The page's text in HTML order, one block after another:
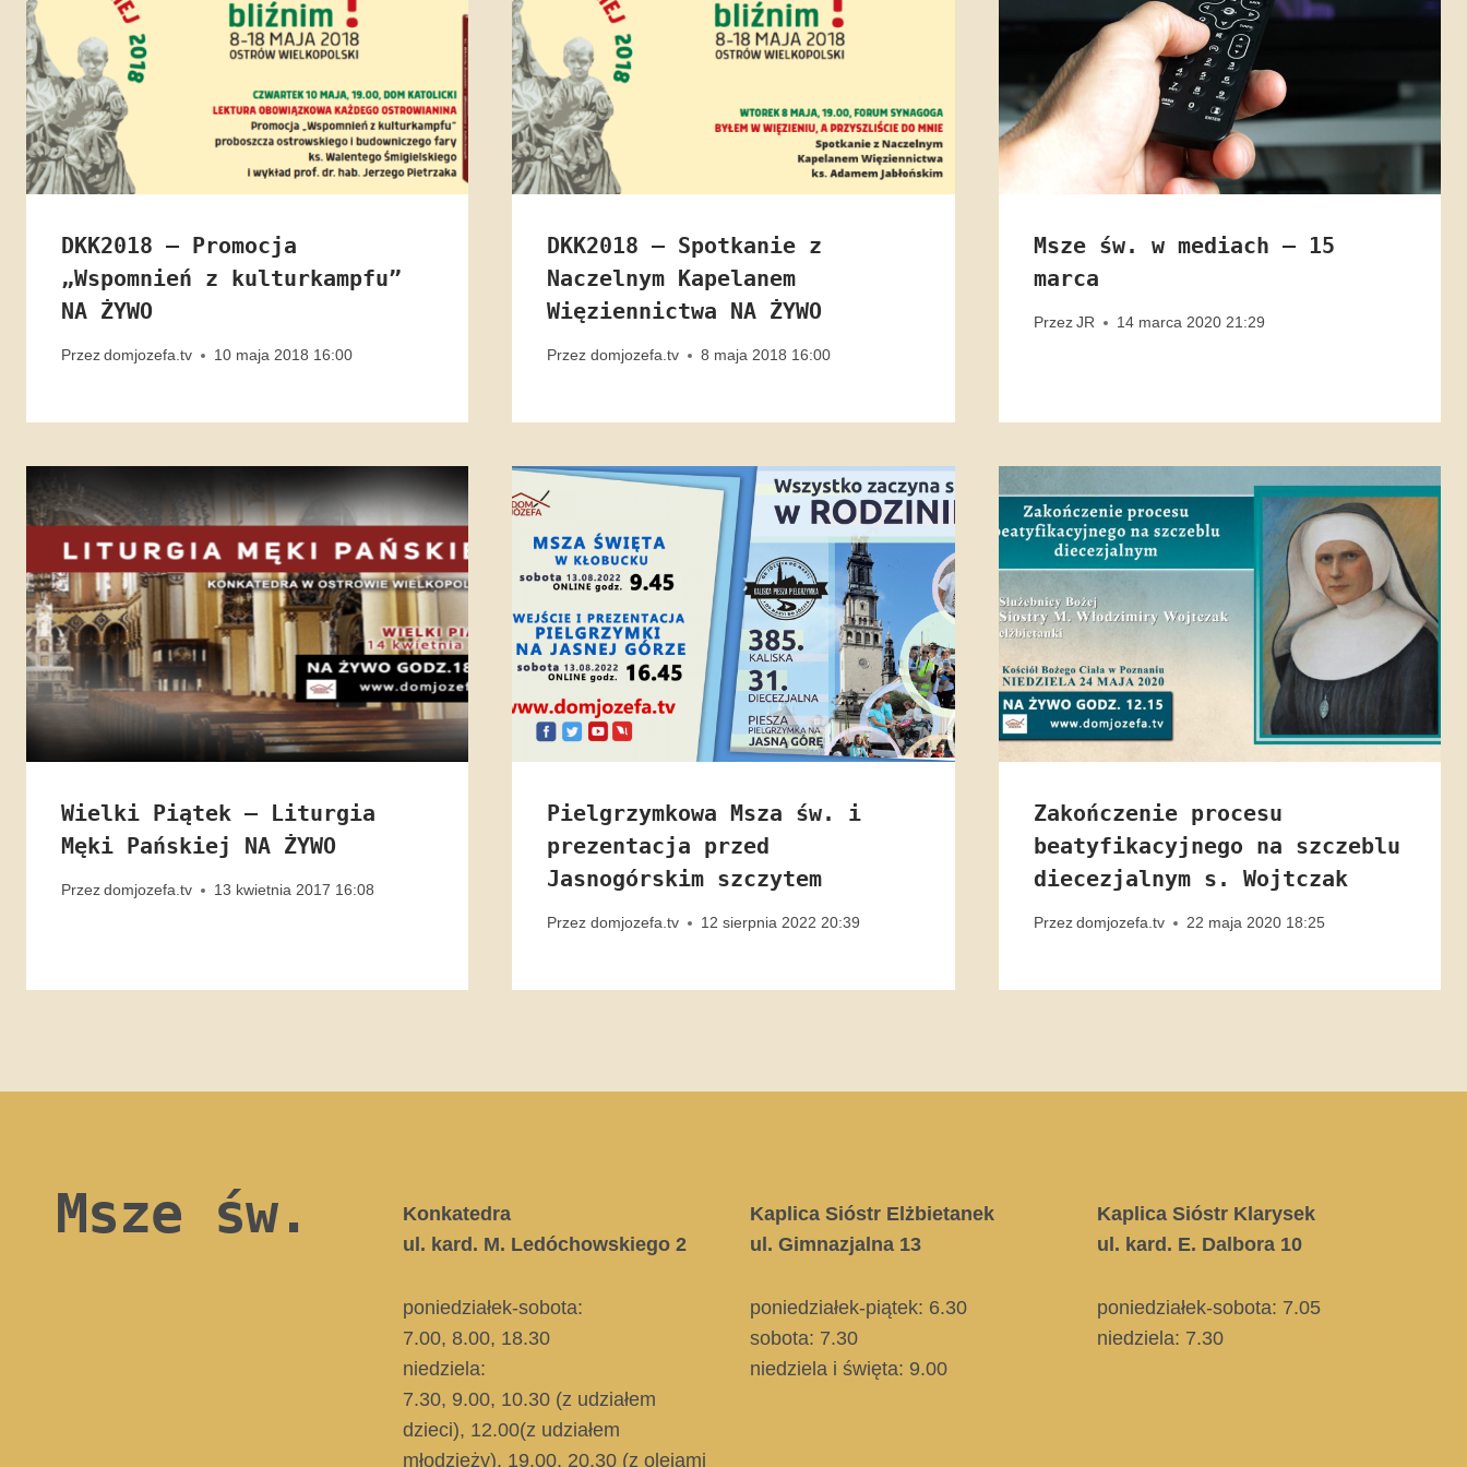
DKK2018 – Promocja
„Wspomnień z kulturkampfu”
NA ŻYWO
Przezdomjozefa.tv 10 maja 2018 16:00
DKK2018 – Spotkanie z
Naczelnym Kapelanem
Więziennictwa NA ŻYWO
Przez domjozefa.tv 8 maja 2018 16:00
Msze św. w mediach – 15
marca
Przez JR 14 marca 2020 21:29
Wielki Piątek – Liturgia
Męki Pańskiej NA ŻYWO
Przezdomjozefa.tv 13 kwietnia 2017 16:08
Pielgrzymkowa Msza św. i
prezentacja przed
Jasnogórskim szczytem
Przez domjozefa.tv 12 sierpnia 2022 20:39
Zakończenie procesu
beatyfikacyjnego na szczeblu
diecezjalnym s. Wojtczak
Przez domjozefa.tv 22 maja 2020 18:25
Msze św.
Konkatedra
ul. kard. M. Ledóchowskiego 2
poniedziałek-sobota:
7.00, 8.00, 18.30
niedziela:
7.30, 9.00, 10.30 (z udziałem
dzieci), 12.00(z udziałem
młodzieży), 19.00, 20.30 (z olejami
Kaplica Sióstr Elżbietanek
ul. Gimnazjalna 13
poniedziałek-piątek: 6.30
sobota: 7.30
niedziela i święta: 9.00
Kaplica Sióstr Klarysek
ul. kard. E. Dalbora 10
poniedziałek-sobota: 7.05
niedziela: 7.30